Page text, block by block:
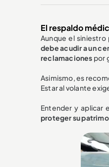
El respaldo
Aunque el
debe acudir a un
reclamaciones por
Asimismo, es
Estar al volante
Entender y aplicar
proteger su